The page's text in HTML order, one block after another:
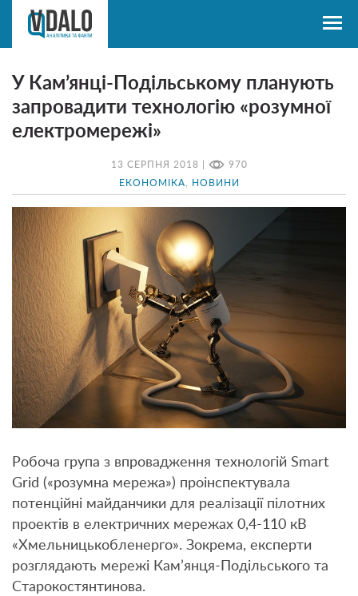
13 СЕРПНЯ 2018 | 970
ЕКОНОМІКА НОВИНИ
У Кам’янці-Подільському планують
запровадити технологію «розумної
електромережі»
Робоча група з впровадження технологій Smart
Grid («розумна мережа») проінспектувала
потенційні майданчики для реалізації пілотних
проектів в електричних мережах 0,4-110 кВ
«Хмельницькобленерго». Зокрема, експерти
розглядають мережі Кам’янця-Подільського та
Старокостянтинова.